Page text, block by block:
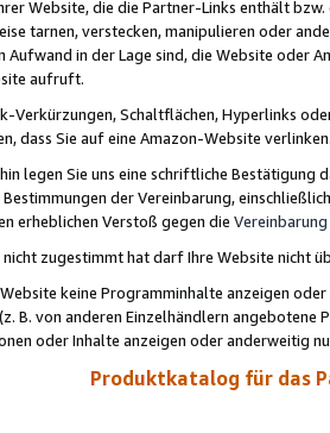
Website, die die Partner-Links enthält
tarnen, verstecken, manipulieren oder
Aufwand in der Lage sind, die Website oder
aufruft.
Verkürzungen, Schaltflächen, Hyperlinks
dass Sie auf eine Amazon-Website
legen Sie uns eine schriftliche
der Vereinbarung,
erheblichen Verstoß gegen die Vereinbarung
zugestimmt hat darf Ihre Website nicht
keine Programminhalte anzeigen
B. von anderen Einzelhändlern
oder Inhalte anzeigen oder anderweitig
Produktkatalog für das